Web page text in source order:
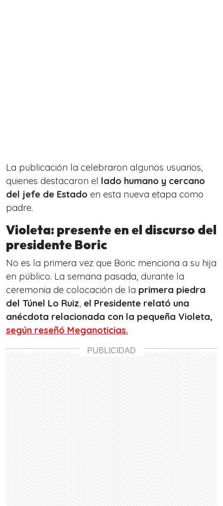
La publicación la celebraron algunos usuarios,
quienes destacaron el lado humano y cercano
del jefe de Estado en esta nueva etapa como
padre.
Violeta: presente en el discurso del
presidente Boric
No es la primera vez que Boric menciona a su hija
en público. La semana pasada, durante la
ceremonia de colocación de la primera piedra
del Túnel Lo Ruiz, el Presidente relató una
anécdota relacionada con la pequeña Violeta,
según reseñó Meganoticias.